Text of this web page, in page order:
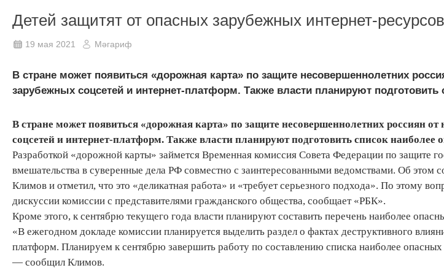
Детей защитят от опасных зарубежных интернет-ресурсов
19 мая 2021 Мәгариф
В стране может появиться «дорожная карта» по защите несовершеннолетних
зарубежных соцсетей и интернет-платформ. Также власти планируют
В стране может появиться «дорожная карта» по защите несовершеннолетних россиян
соцсетей и интернет-платформ. Также власти планируют подготовить список наиболее
Разработкой «дорожной карты» займется Временная комиссия Совета Федерации по защите
вмешательства в суверенные дела РФ совместно с заинтересованными ведомствами. Об этом
Климов и отметил, что это «деликатная работа» и «требует серьезного подхода». По этому
дискуссии комиссии с представителями гражданского общества, сообщает «РБК».
Кроме этого, к сентябрю текущего года власти планируют составить перечень наиболее
«В ежегодном докладе комиссии планируется выделить раздел о фактах деструктивного
платформ. Планируем к сентябрю завершить работу по составлению списка наиболее
— сообщил Климов.